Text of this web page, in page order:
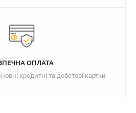
ОПЛАТА
кредитні та дебетові картки